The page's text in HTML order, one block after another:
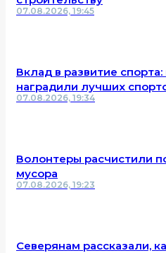
07.08.2026, 19:45
Вклад в развитие
наградили лучших
07.08.2026, 19:34
Волонтеры расчистили
мусора
07.08.2026, 19:23
Северянам рассказали,